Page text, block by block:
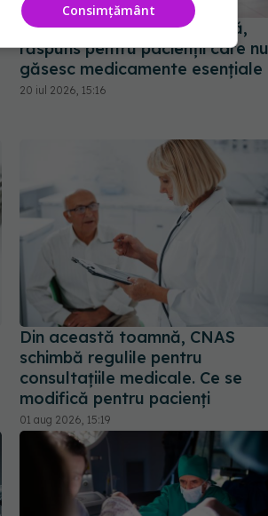
Unifarm: Canalul de Urgență,
răspuns pentru pacienții care nu
găsesc medicamente esențiale
20 iul 2026, 15:16
Din această toamnă, CNAS
schimbă regulile pentru
consultațiile medicale. Ce se
modifică pentru pacienți
01 aug 2026, 15:19
Consimțământ